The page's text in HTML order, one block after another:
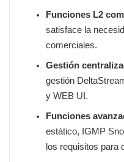
Funciones L2
satisface la
comerciales.
Gestión
gestión
y WEB UI.
Funciones
estático, IGMP
los requisitos para